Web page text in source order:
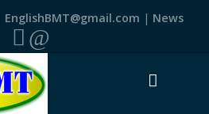
EnglishBMT@gmail.com | News